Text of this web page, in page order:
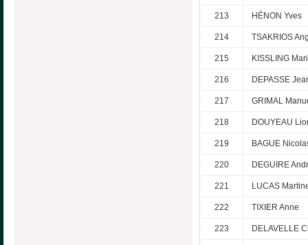
213 HÉNON Yves
214 TSAKRIOS
215 KISSLING
216 DEPASSE
217 GRIMAL
218 DOUYEAU
219 BAGUE
220 DEGUIRE
221 LUCAS
222 TIXIER Anne
223 DELAVELLE